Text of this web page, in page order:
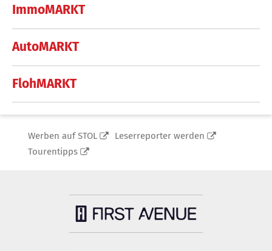
ImmoMARKT
AutoMARKT
FlohMARKT
Werben auf STOL
Leserreporter werden
Tourentipps